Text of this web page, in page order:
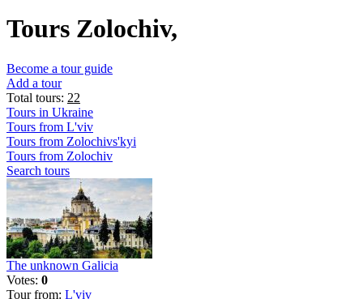
Tours Zolochiv,
Become a tour guide
Add a tour
Total tours: 22
Tours in Ukraine
Tours from L'viv
Tours from Zolochivs'kyi
Tours from Zolochiv
Search tours
The unknown Galicia
Votes: 0
Tour from: L'viv